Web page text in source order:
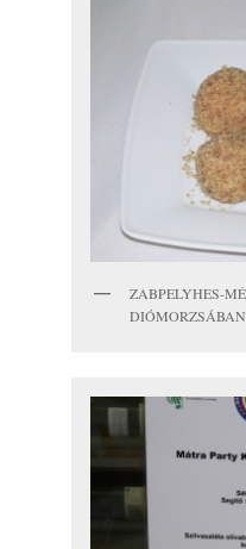
ZABPELYHES-
DIÓMORZSÁBAN